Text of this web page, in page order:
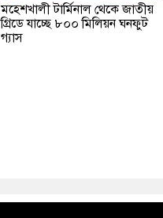
মহেশখালী টার্মিনাল থেকে জাতীয়
গ্রিডে যাচ্ছে ৮০০ মিলিয়ন ঘনফুট
গ্যাস